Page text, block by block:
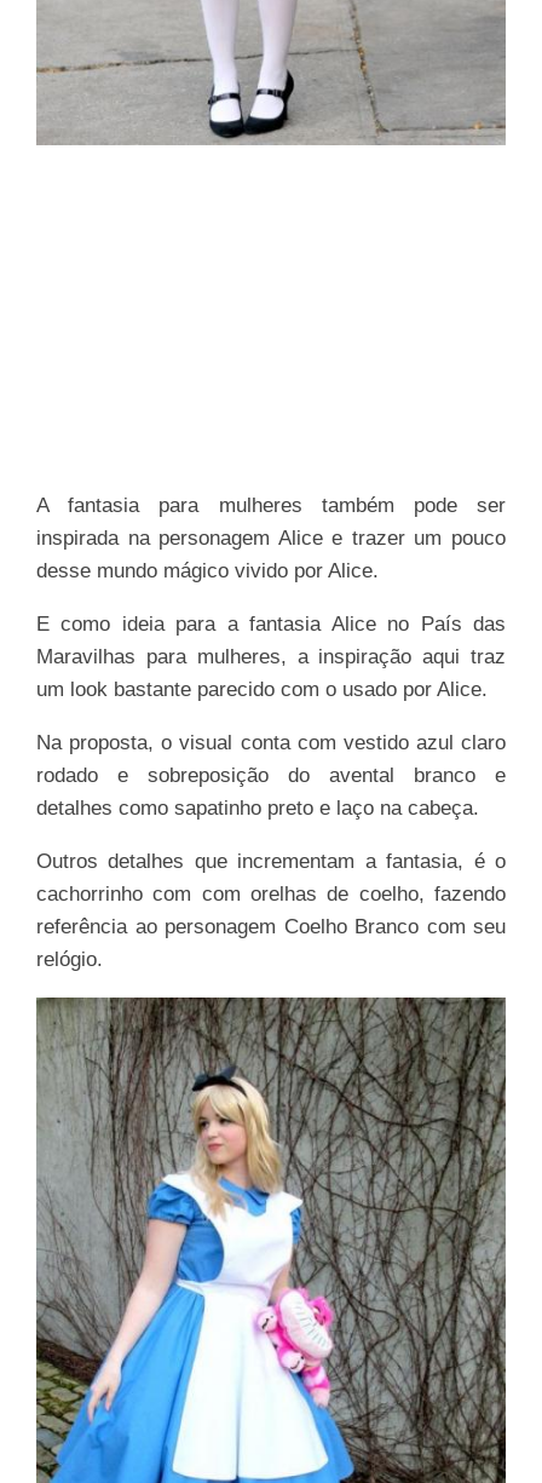
A fantasia para mulheres também pode ser
inspirada na personagem Alice e trazer um pouco
desse mundo mágico vivido por Alice.
E como ideia para a fantasia Alice no País das
Maravilhas para mulheres, a inspiração aqui traz
um look bastante parecido com o usado por Alice.
Na proposta, o visual conta com vestido azul claro
rodado e sobreposição do avental branco e
detalhes como sapatinho preto e laço na cabeça.
Outros detalhes que incrementam a fantasia, é o
cachorrinho com com orelhas de coelho, fazendo
referência ao personagem Coelho Branco com seu
relógio.